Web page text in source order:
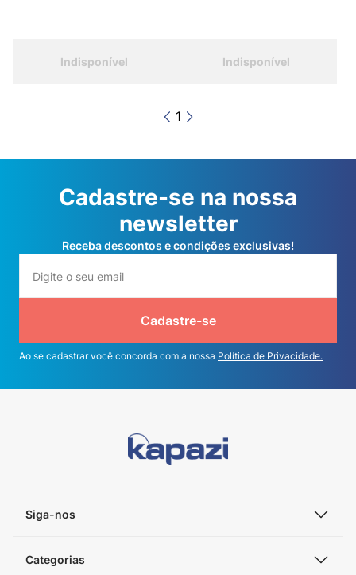
Indisponível Indisponível
1
Cadastre-se na nossa
newsletter
Receba descontos e condições exclusivas!
Cadastre-se
Ao se cadastrar você concorda com a nossa Política de Privacidade.
Siga-nos
Categorias